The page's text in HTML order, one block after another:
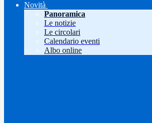
Novità
Panoramica
Le notizie
Le circolari
Calendario eventi
Albo online